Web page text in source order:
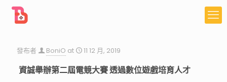
發布者 BoniO at 11 12 月, 2019
資誠舉辦第二屆電競大賽 透過數位遊戲培育人才